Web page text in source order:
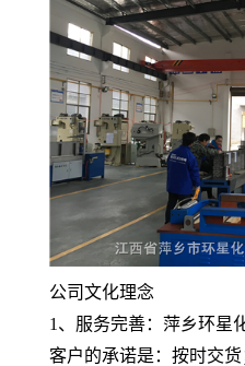
公司文化理念
1、服务完善：萍乡环星
客户的承诺是：按时交货